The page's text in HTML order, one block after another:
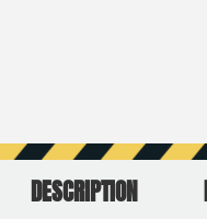
DESCRIPTION